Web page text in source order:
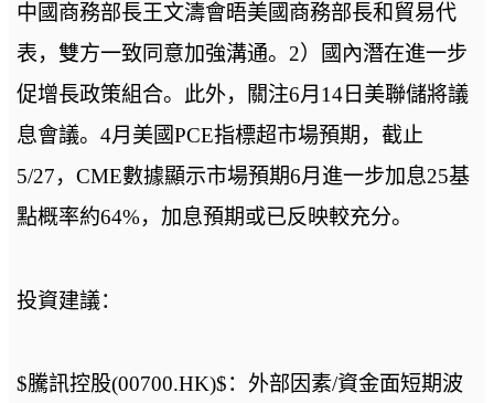
中國商務部長王文濤會晤美國商務部長和貿易代
表，雙方一致同意加強溝通。2）國內潛在進一步
促增長政策組合。此外，關注6月14日美聯儲將議
息會議。4月美國PCE指標超市場預期，截止
5/27，CME數據顯示市場預期6月進一步加息25基
點概率約64%，加息預期或已反映較充分。
投資建議：
$騰訊控股(00700.HK)$：外部因素/資金面短期波